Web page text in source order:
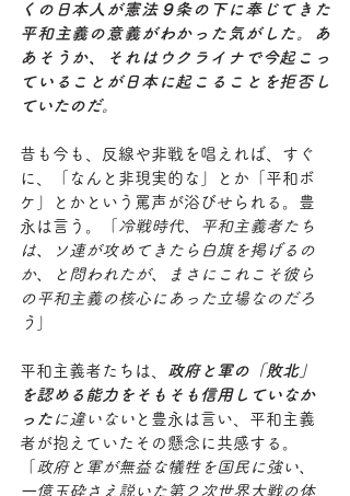
くの日本人が憲法９条の下に奉じてきた
平和主義の意義がわかった気がした。あ
あそうか、それはウクライナで今起こっ
ていることが日本に起こることを拒否し
ていたのだ。
昔も今も、反線や非戦を唱えれば、すぐ
に、「なんと非現実的な」とか「平和ボ
ケ」とかという罵声が浴びせられる。豊
永は言う。「 冷戦時代、平和主義者たち
は、ソ連が攻めてきたら白旗を掲げるの
か、と問われたが、まさにこれこそ彼ら
の平和主義の核心にあった立場なのだろ
う
平和主義者たちは、 政府と軍の「敗北」
を認める能力をそもそも信用していなか
った に違いない と豊永は言い、平和主義
者が抱えていたその懸念に共感する。
政府と軍が無益な犠牲を国民に強い、
一億玉砕さえ説いた第２次世界大戦の体